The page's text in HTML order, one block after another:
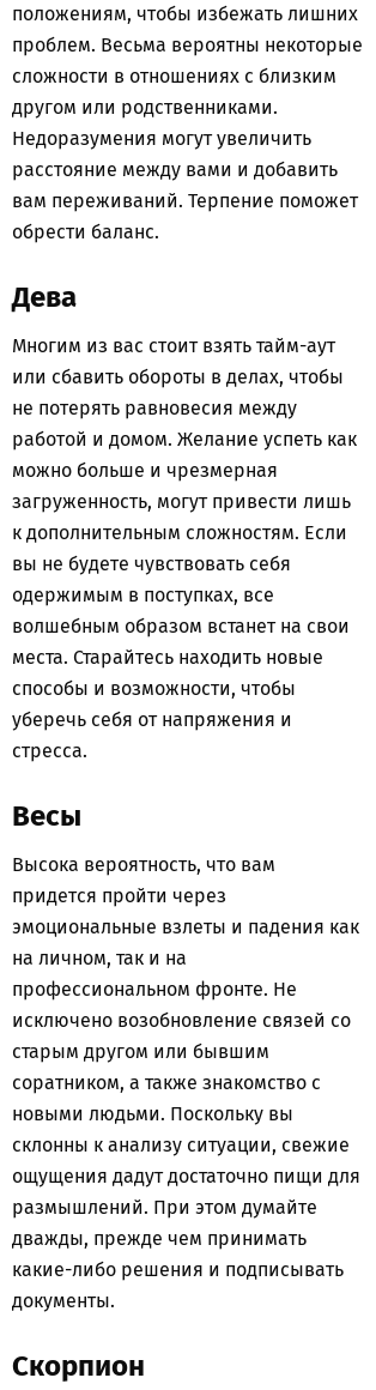
положениям, чтобы избежать лишних
проблем. Весьма вероятны некоторые
сложности в отношениях с близким
другом или родственниками.
Недоразумения могут увеличить
расстояние между вами и добавить
вам переживаний. Терпение поможет
обрести баланс.
Дева
Многим из вас стоит взять тайм-аут
или сбавить обороты в делах, чтобы
не потерять равновесия между
работой и домом. Желание успеть как
можно больше и чрезмерная
загруженность, могут привести лишь
к дополнительным сложностям. Если
вы не будете чувствовать себя
одержимым в поступках, все
волшебным образом встанет на свои
места. Старайтесь находить новые
способы и возможности, чтобы
уберечь себя от напряжения и
стресса.
Весы
Высока вероятность, что вам
придется пройти через
эмоциональные взлеты и падения как
на личном, так и на
профессиональном фронте. Не
исключено возобновление связей со
старым другом или бывшим
соратником, а также знакомство с
новыми людьми. Поскольку вы
склонны к анализу ситуации, свежие
ощущения дадут достаточно пищи для
размышлений. При этом думайте
дважды, прежде чем принимать
какие-либо решения и подписывать
документы.
Скорпион